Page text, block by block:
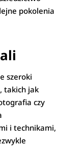
pokolenia
szeroki
takich jak
czy
i technikami,